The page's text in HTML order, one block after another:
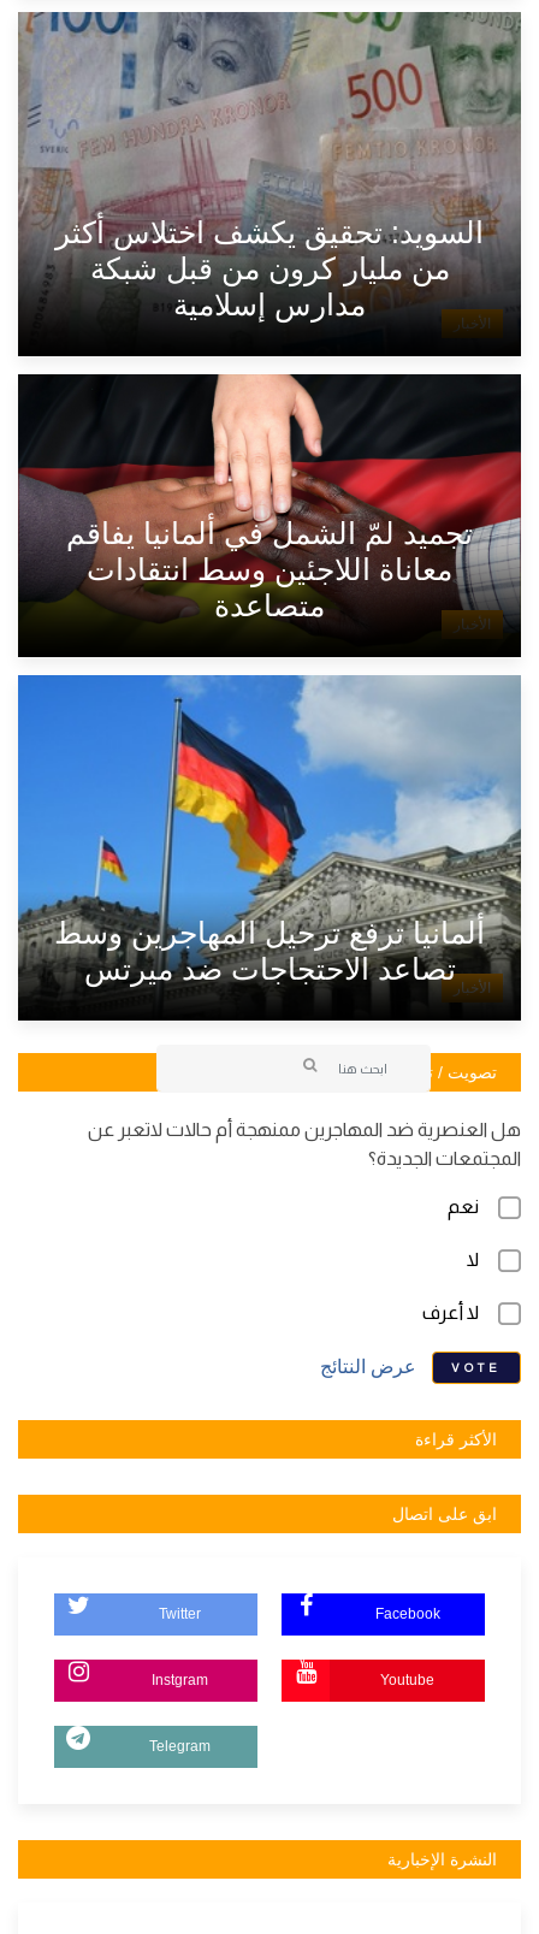
الأخبار
السويد: تحقيق يكشف اختلاس أكثر
من مليار كرون من قبل شبكة
مدارس إسلامية
الأخبار
تجميد لمّ الشمل في ألمانيا يفاقم
معاناة اللاجئين وسط انتقادات
متصاعدة
الأخبار
ألمانيا ترفع ترحيل المهاجرين وسط
تصاعد الاحتجاجات ضد ميرتس
تصويت / تصويت
هل العنصرية ضد المهاجرين ممنهجة أم حالات لاتعبر عن
المجتمعات الجديدة؟
نعم
لا
لا أعرف
VOTE عرض النتائج
الأكثر قراءة
ابق على اتصال
Twitter Facebook
Instgram Youtube
Telegram
النشرة الإخبارية